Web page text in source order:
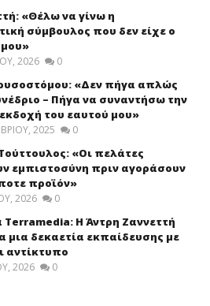
«Θέλω να γίνω η
σύμβουλος που δεν είχε ο
2026 0
«Δεν πήγα απλώς
– Πήγα να συναντήσω την
του εαυτού μου»
2025 0
«Οι πελάτες
εμπιστοσύνη πριν αγοράσουν
προϊόν»
2026 0
Terramedia: Η Άντρη Ζαννεττή
μια δεκαετία εκπαίδευσης με
αντίκτυπο
2026 0